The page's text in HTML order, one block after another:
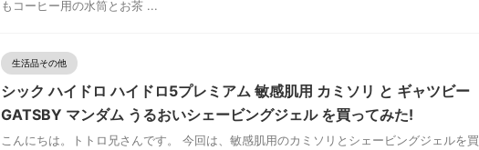
もコーヒー用の水筒とお茶 ...
生活品その他
シック ハイドロ ハイドロ5プレミアム 敏感肌用 カミソリ と ギャツビー
GATSBY マンダム うるおいシェービングジェル を買ってみた!
こんにちは。トトロ兄さんです。 今回は、敏感肌用のカミソリとシェービングジェルを買